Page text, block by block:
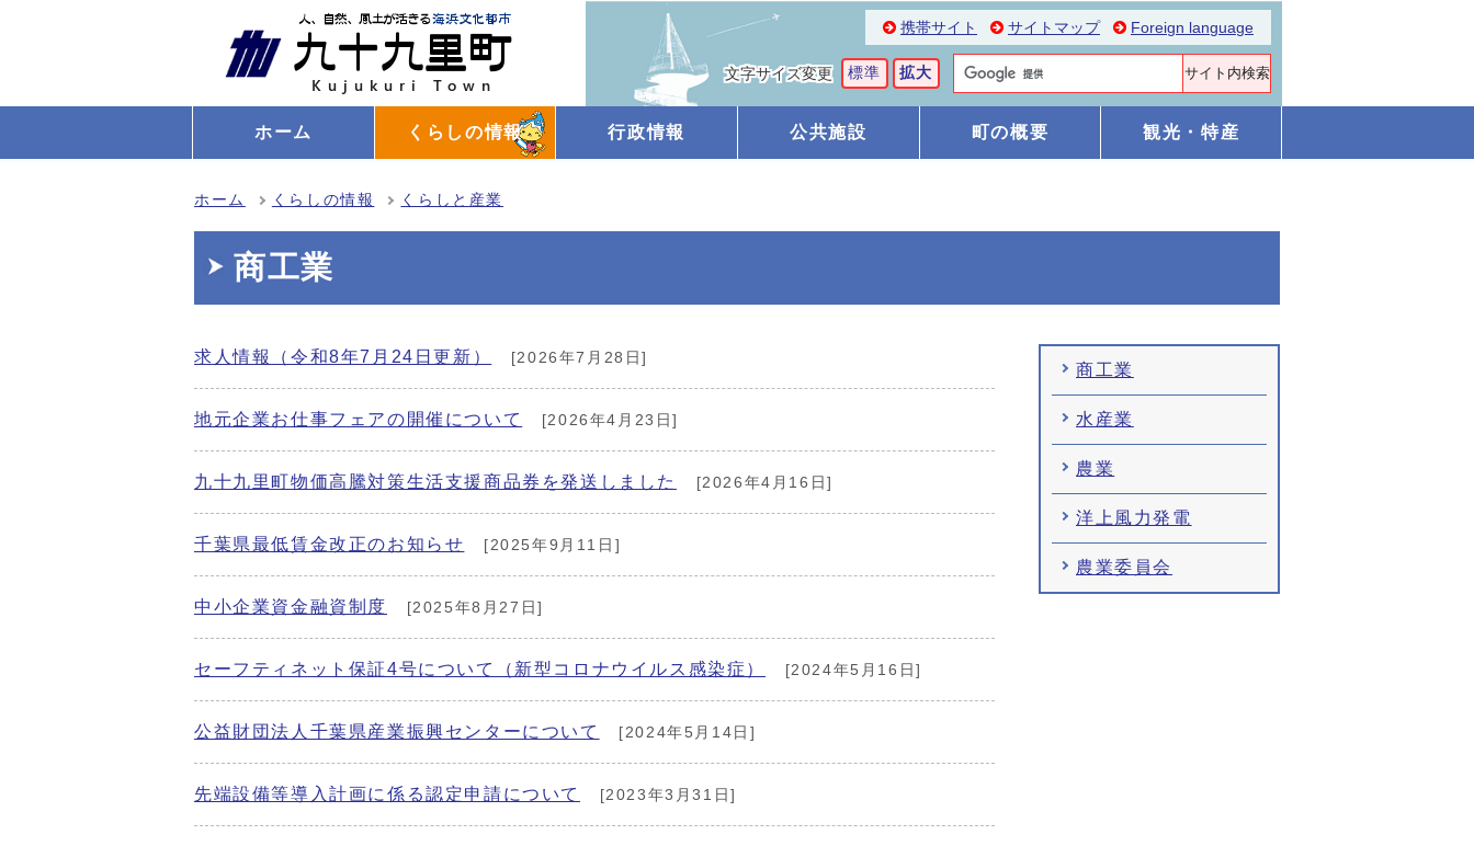
携帯サイト サイトマップ Foreign language
文字サイズ変更 標準 拡大
ホーム くらしの情報 行政情報 公共施設 町の概要 観光・特産
ホーム くらしの情報 くらしと産業
商工業
求人情報（令和8年7月24日更新） [2026年7月28日]
地元企業お仕事フェアの開催について [2026年4月23日]
九十九里町物価高騰対策生活支援商品券を発送しました [2026年4月16日]
千葉県最低賃金改正のお知らせ [2025年9月11日]
中小企業資金融資制度 [2025年8月27日]
セーフティネット保証4号について（新型コロナウイルス感染症） [2024年5月16日]
公益財団法人千葉県産業振興センターについて [2024年5月14日]
先端設備等導入計画に係る認定申請について [2023年3月31日]
商工業
水産業
農業
洋上風力発電
農業委員会